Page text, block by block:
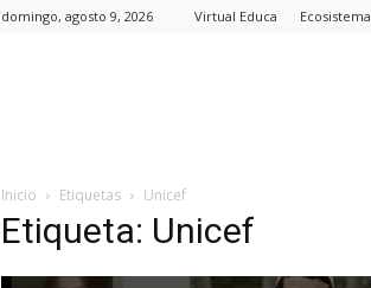
domingo, agosto 9, 2026 Virtual Educa Ecosistema
Inicio Etiquetas Unicef
Etiqueta: Unicef